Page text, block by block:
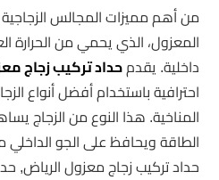
من أهم مميزات المجالس الزجاجية
المعزول، الذي يحمي من الحرارة
داخلية. يقدمحداد تركيب زجاج
احترافية باستخدام أفضل أنواع
المناخية. هذا النوع من الزجاج
الطاقة ويحافظ على الجو الداخلي
حداد تركيب زجاج معزول الرياض,